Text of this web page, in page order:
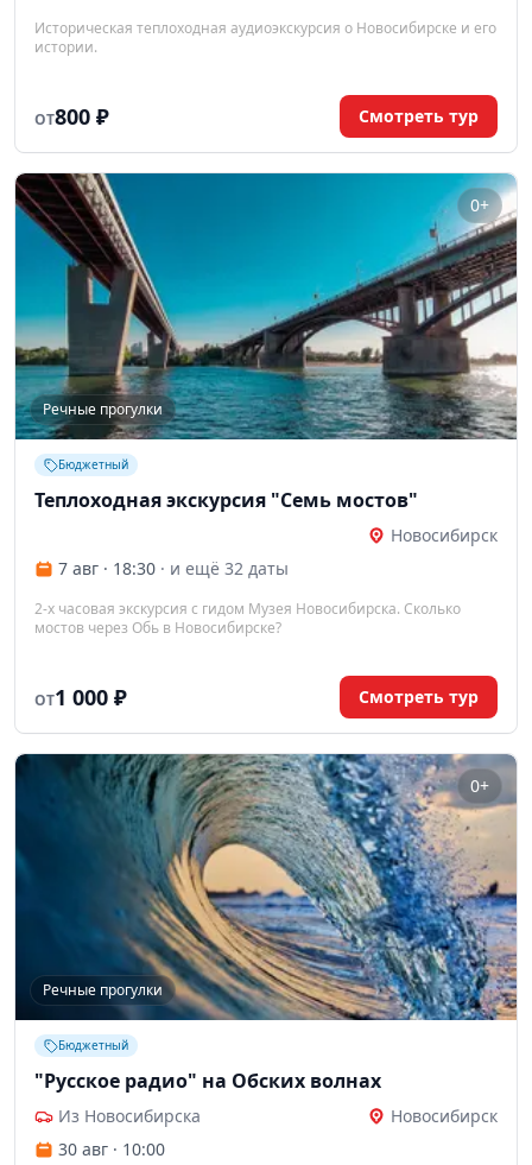
Историческая теплоходная аудиоэкскурсия о Новосибирске и его
истории.
ОТ800 ₽ Смотреть тур
0+
Речные прогулки
Бюджетный
Теплоходная экскурсия "Семь мостов"
Новосибирск
7 авг · 18:30 · и ещё 32 даты
2-х часовая экскурсия с гидом Музея Новосибирска. Сколько
мостов через Обь в Новосибирске?
ОТ1 000 ₽ Смотреть тур
0+
Речные прогулки
Бюджетный
"Русское радио" на Обских волнах
Из Новосибирска
Новосибирск
30 авг · 10:00